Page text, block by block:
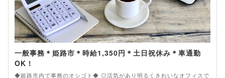
一般事務＊姫路市＊時給1,350円＊土日祝休み＊車通勤
OK！
◆姫路市内で事務のオシゴト◆ ◎活気があり明るくきれいなオフィスで